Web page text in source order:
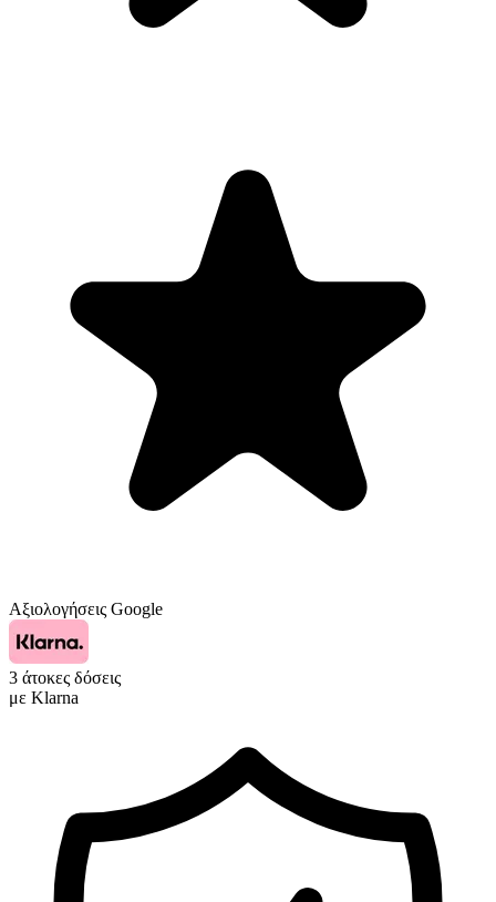
Αξιολογήσεις Google
3 άτοκες δόσεις
με Klarna